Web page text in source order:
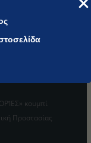
κουμπί
Προστασίας